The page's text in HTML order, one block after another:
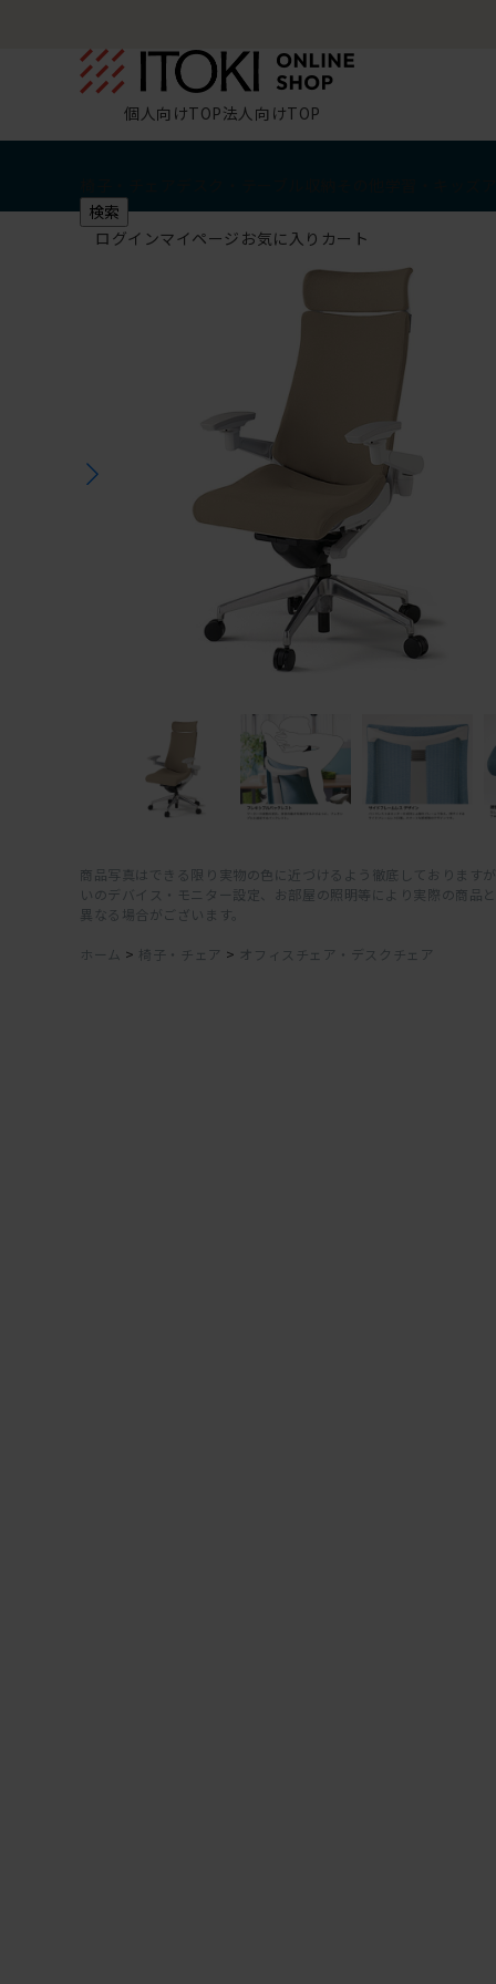
個人向けTOP法人向けTOP
検索
ログインマイページ お気に入り カート
商品写真はできる限り実物の色に近づけるよう徹底しております
いのデバイス・モニター設定、お部屋の照明等により実際の商品
異なる場合がございます。
ホーム > 椅子・チェア > オフィスチェア・デスクチェア